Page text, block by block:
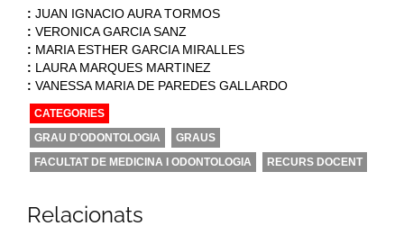
: JUAN IGNACIO AURA TORMOS
: VERONICA GARCIA SANZ
: MARIA ESTHER GARCIA MIRALLES
: LAURA MARQUES MARTINEZ
: VANESSA MARIA DE PAREDES GALLARDO
CATEGORIES
GRAU D'ODONTOLOGIA
GRAUS
FACULTAT DE MEDICINA I ODONTOLOGIA
RECURS DOCENT
Relacionats